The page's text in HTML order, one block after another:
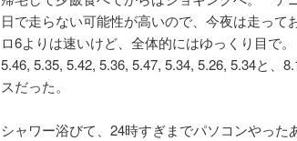
日で走らない可能性が高いので、今夜は走っ
ロ6よりは速いけど、全体的にはゆっくり目で。
5.46, 5.35, 5.42, 5.36, 5.47, 5.34, 5.26, 5.34と、
スだった。
シャワー浴びて、24時すぎまでパソコンやっ